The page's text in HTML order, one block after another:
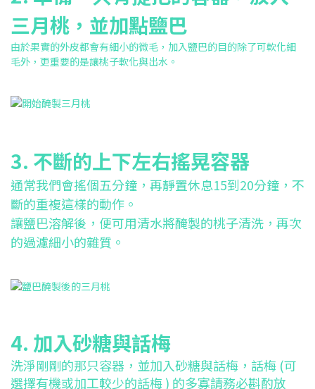
三月桃，並加點鹽巴
由於果實的外皮都會有細小的微毛，加入鹽巴的目的除了可軟化細
毛外，更重要的是讓桃子軟化與出水。
3. 不斷的上下左右搖晃容器
通常我們會搖個五分鐘，再靜置休息15到20分鐘，不
斷的重複這樣的動作。
讓鹽巴溶解後，便可用清水將醃製的桃子清洗，再次
的過濾細小的雜質。
4. 加入砂糖與話梅
洗淨剛剛的那只容器，並加入砂糖與話梅，話梅 (可
選擇有機或加工較少的話梅 ) 的多寡請務必斟酌放